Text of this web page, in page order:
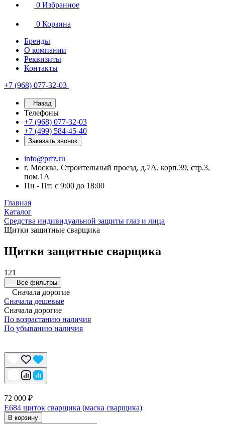
0 Избранное
0 Корзина
Бренды
О компании
Реквизиты
Контакты
+7 (968) 077-32-03
Назад
Телефоны
+7 (968) 077-32-03
+7 (499) 584-45-40
Заказать звонок
info@prfz.ru
г. Москва, Строительный проезд, д.7А, корп.39, стр.3,
пом.1А
Пн - Пт: с 9:00 до 18:00
Главная
Каталог
Средства индивидуальной защиты глаз и лица
Щитки защитные сварщика
Щитки защитные сварщика
121
Все фильтры
Сначала дорогие
Сначала дешевые
Сначала дорогие
По возрастанию наличия
По убыванию наличия
72 000 ₽
E684 щиток сварщика (маска сварщика)
В корзину